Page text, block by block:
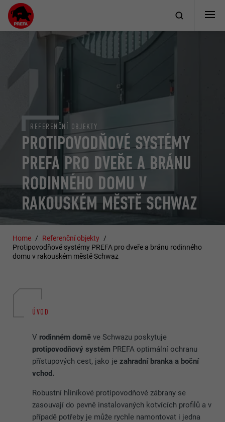
PROTIPOVODŇOVÉ SYSTÉMY
PREFA PRO DVEŘE A BRÁNU
RODINNÉHO DOMU V
RAKOUSKÉM MĚSTĚ SCHWAZ
REFERENČNÍ OBJEKTY
Home
Referenční objekty
Protipovodňové systémy PREFA pro dveře a bránu rodinného
domu v rakouském městě Schwaz
ÚVOD
V rodinném domě ve Schwazu poskytuje
protipovodňový systém PREFA optimální ochranu
přístupových cest, jako jezahradní branka a boční
vchod.
Robustní hliníkové protipovodňové zábrany se
zasouvají do pevně instalovaných kotvících profilů a v
případě potřeby je může rychle namontovat i jedna